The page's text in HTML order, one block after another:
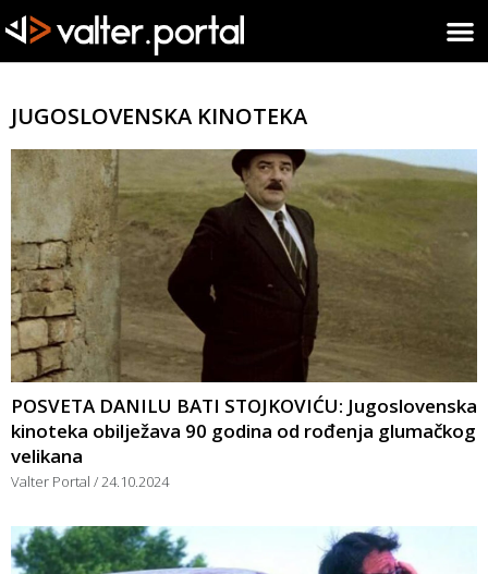
JUGOSLOVENSKA KINOTEKA
POSVETA DANILU BATI STOJKOVIĆU: Jugoslovenska
kinoteka obilježava 90 godina od rođenja glumačkog
velikana
Valter Portal 24.10.2024